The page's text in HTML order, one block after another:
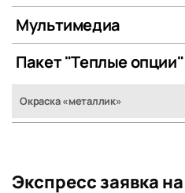
Мультимедиа
Пакет "Теплые опции"
Окраска «металлик»
Экспресс заявка